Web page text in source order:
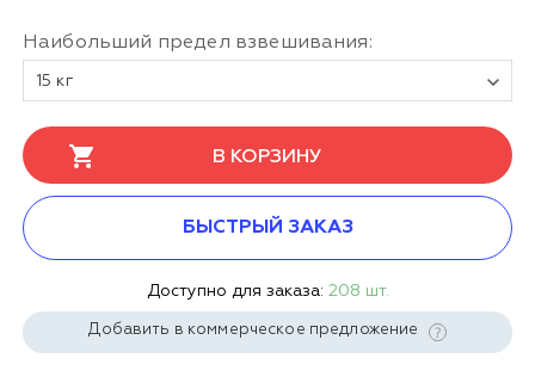
Наибольший предел взвешивания:
15 кг
В КОРЗИНУ
БЫСТРЫЙ ЗАКАЗ
Доступно для заказа: 208 шт.
Добавить в коммерческое предложение